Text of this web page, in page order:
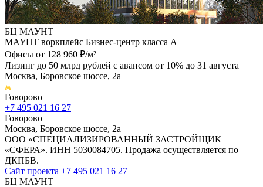
БЦ МАУНТ
МАУНТ воркплейс Бизнес-центр класса А
Офисы от 128 960 ₽/м²
Лизинг до 50 млрд рублей с авансом от 10% до 31 августа
Москва, Боровское шоссе, 2а
Говорово
+7 495 021 16 27
Говорово
Москва, Боровское шоссе, 2а
ООО «СПЕЦИАЛИЗИРОВАННЫЙ ЗАСТРОЙЩИК
«СФЕРА». ИНН 5030084705. Продажа осуществляется по
ДКПБВ.
Сайт проекта +7 495 021 16 27
БЦ МАУНТ